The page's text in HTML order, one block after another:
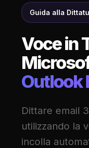
Guida alla
Voce in
Outlook
Dittare email
utilizzando la
incolla